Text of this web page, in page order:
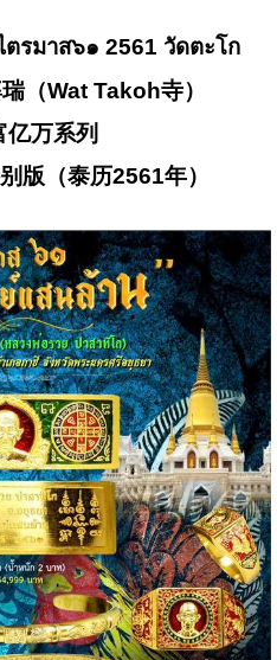
รมาส๖๑ 2561 วัดตะโก
（Wat Takoh寺）
亿万系列
版（泰历2561年）